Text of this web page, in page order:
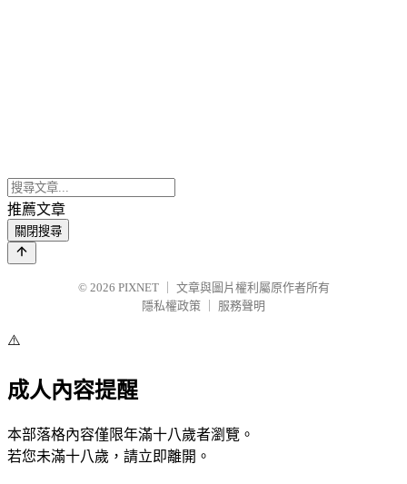
推薦文章
關閉搜尋
© 2026 PIXNET
文章與圖片權利屬原作者所有
隱私權政策
服務聲明
⚠️
成人內容提醒
本部落格內容僅限年滿十八歲者瀏覽。
若您未滿十八歲，請立即離開。